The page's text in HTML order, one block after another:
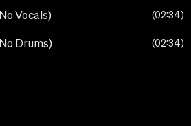
Vocals) 02:34
Drums) 02:34